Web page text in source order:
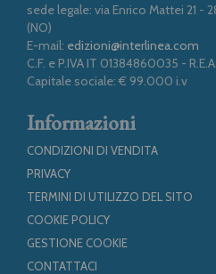
sede legale: via Enrico Mattei 21 -
(NO)
E-mail: edizioni@interlinea.com
C.F. e P.IVA IT 01384860035 -
Capitale sociale: € 99.000 i.v
Informazioni
CONDIZIONI DI VENDITA
PRIVACY
TERMINI DI UTILIZZO DEL SITO
COOKIE POLICY
GESTIONE COOKIE
CONTATTACI